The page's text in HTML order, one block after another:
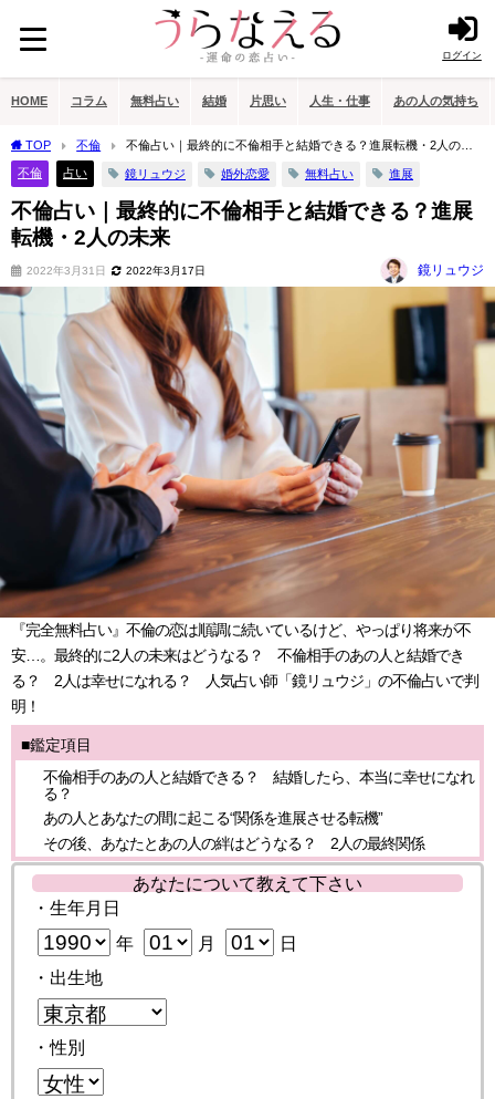
ログイン
HOME コラム 無料占い 結婚 片思い 人生・仕事 あの人の気持ち
TOP 不倫
不倫占い｜最終的に不倫相手と結婚できる？進展転機・2人の未
来
不倫 占い 鏡リュウジ 婚外恋愛 無料占い 進展
不倫占い｜最終的に不倫相手と結婚できる？進展
転機・2人の未来
2022年3月31日 2022年3月17日 鏡リュウジ
『完全無料占い』不倫の恋は順調に続いているけど、やっぱり将来が不
安…。最終的に2人の未来はどうなる？ 不倫相手のあの人と結婚でき
る？ 2人は幸せになれる？ 人気占い師「鏡リュウジ」の不倫占いで判
明！
■鑑定項目
不倫相手のあの人と結婚できる？ 結婚したら、本当に幸せになれ
る？
あの人とあなたの間に起こる“関係を進展させる転機”
その後、あなたとあの人の絆はどうなる？ 2人の最終関係
あなたについて教えて下さい
・生年月日
年 月
日
・出生地
・性別